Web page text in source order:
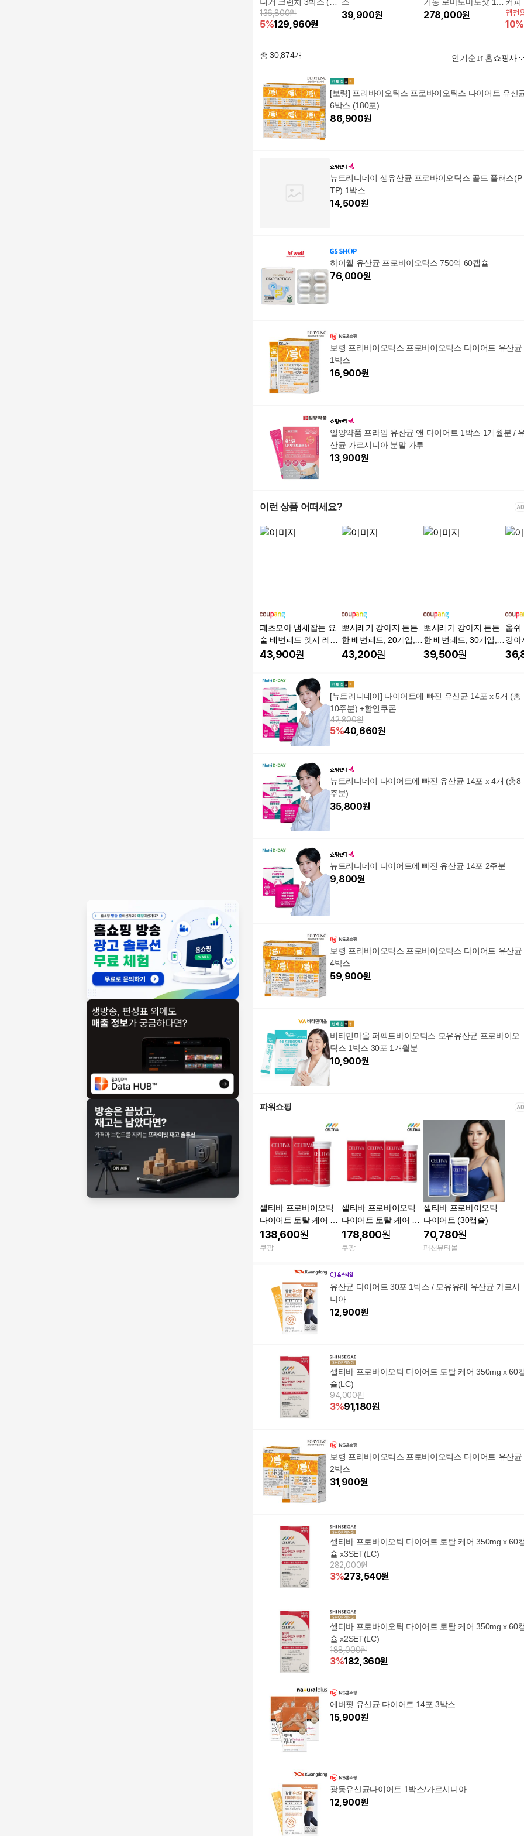
포입)
136,800원
5%129,960원
39,900원
0% 18박스 + 유기농 엑
278,000원
니아
속형
앱전
10%
총30,874개 인기순 홈쇼핑사
[보령] 프리바이오틱스 프로바이오틱스 다이어트 유산
6박스 (180포)
86,900원
뉴트리디데이 생유산균 프로바이오틱스 골드 플러스(P
TP) 1박스
14,500원
하이웰 유산균 프로바이오틱스 750억 60캡슐
76,000원
보령 프리바이오틱스 프로바이오틱스 다이어트 유산균
1박스
16,900원
일양약품 프라임 유산균 앤 다이어트 1박스 1개월분 /
산균 가르시니아 분말 가루
13,900원
이런 상품 어떠세요?
페츠모아 냄새잡는 요
술 배변패드 엣지 레몬
향, 100개입, 3개
43,900원
뽀시래기 강아지 든든
한 배변패드, 20개입, 4
개
43,200원
뽀시래기 강아지 든든
한 배변패드, 30개입, 4
개
39,500원
웁쉬
강아
형
[뉴트리디데이] 다이어트에 빠진 유산균 14포 x 5개 (총
10주분) +할인쿠폰
42,800원
5%40,660원
뉴트리디데이 다이어트에 빠진 유산균 14포 x 4개 (총8
주분)
35,800원
뉴트리디데이 다이어트에 빠진 유산균 14포 2주분
9,800원
보령 프리바이오틱스 프로바이오틱스 다이어트 유산균
4박스
59,900원
비타민마을 퍼펙트바이오틱스 모유유산균 프로바이오
틱스 1박스 30포 1개월분
10,900원
파워쇼핑
셀티바 프로바이오틱
다이어트 토탈 케어 60
정 2박스
138,600원
쿠팡
셀티바 프로바이오틱
다이어트 토탈 케어 60
정 3개
178,800원
쿠팡
셀티바 프로바이오틱
다이어트 (30캡슐)
70,780원
패션뷰티몰
유산균 다이어트 30포 1박스 / 모유유래 유산균 가르시
니아
12,900원
셀티바 프로바이오틱 다이어트 토탈 케어 350mg x 60
슐(LC)
94,000원
3%91,180원
보령 프리바이오틱스 프로바이오틱스 다이어트 유산균
2박스
31,900원
셀티바 프로바이오틱 다이어트 토탈 케어 350mg x 60
슐 x3SET(LC)
282,000원
3%273,540원
셀티바 프로바이오틱 다이어트 토탈 케어 350mg x 60
슐 x2SET(LC)
188,000원
3%182,360원
에버핏 유산균 다이어트 14포 3박스
15,900원
광동유산균다이어트 1박스/가르시니아
12,900원